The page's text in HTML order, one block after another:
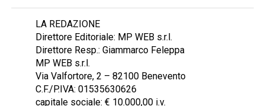
LA REDAZIONE
Direttore Editoriale: MP WEB s.r.l.
Direttore Resp.: Giammarco Feleppa
MP WEB s.r.l.
Via Valfortore, 2 – 82100 Benevento
C.F./P.IVA: 01535630626
capitale sociale: € 10.000,00 i.v.